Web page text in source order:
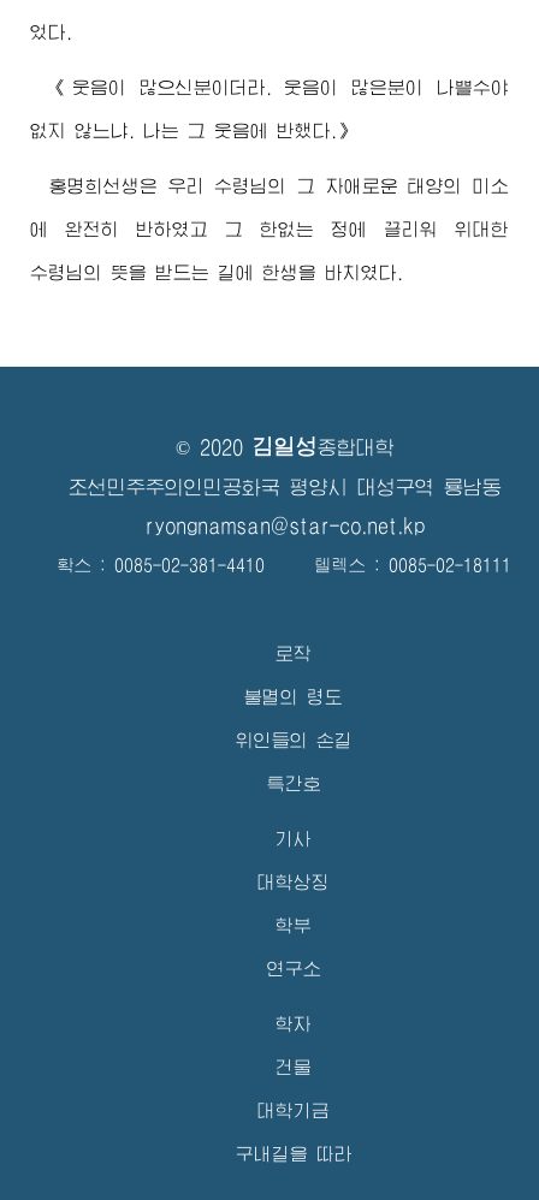
었다.
《웃음이 많으신분이더라. 웃음이 많은분이 나쁠수야
없지 않느냐. 나는 그 웃음에 반했다.》
홍명희선생은 우리 수령님의 그 자애로운 태양의 미소
에 완전히 반하였고 그 한없는 정에 끌리워 위대한
수령님 의 뜻을 받드는 길에 한생을 바치였다.
© 2020 김일성종합대학
조선민주주의인민공화국 평양시 대성구역 룡남동
ryongnamsan@star-co.net.kp
확스 : 0085-02-381-4410 텔렉스 : 0085-02-18111
로작
불멸의 령도
위인들의 손길
특간호
기사
대학상징
학부
연구소
학자
건물
대학기금
구내길을 따라